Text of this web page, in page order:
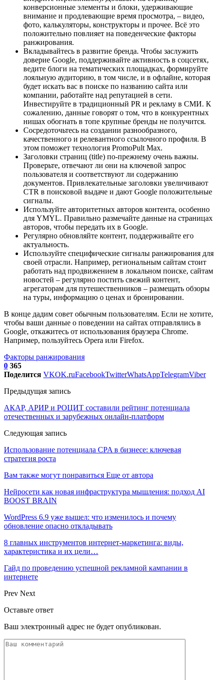
конверсионные элементы и блоки, удерживающие
внимание и продлевающие время просмотра, – видео,
фото, калькуляторы, конструкторы и прочее. Всё это
положительно повлияет на поведенческие факторы
ранжирования.
Вкладывайтесь в развитие бренда. Чтобы заслужить
доверие Google, поддерживайте активность в соцсетях,
ведите блоги на тематических площадках, формируйте
лояльную аудиторию, в том числе, и в офлайне, которая
будет искать вас в поиске по названию сайта или
компании, работайте над репутацией в сети.
Инвестируйте в традиционный PR и рекламу в СМИ. К
сожалению, данные говорят о том, что в конкурентных
нишах обогнать в топе крупные бренды не получится.
Сосредоточьтесь на создании разнообразного,
качественного и релевантного ссылочного профиля. В
этом поможет технология PromoPult Max.
Заголовки страниц (title) по-прежнему очень важны.
Проверьте, отвечают ли они на ключевой запрос
пользователя и соответствуют ли содержанию
документов. Привлекательные заголовки увеличивают
CTR в поисковой выдаче и дают Google положительные
сигналы.
Используйте авторитетных авторов контента, особенно
для YMYL. Правильно размечайте данные на страницах
авторов, чтобы передать их в Google.
Регулярно обновляйте контент, поддерживайте его
актуальность.
Используйте специфические сигналы ранжирования для
своей отрасли. Например, региональным сайтам стоит
работать над продвижением в локальном поиске, сайтам
новостей – регулярно постить свежий контент,
агрегаторам для путешественников – размещать обзоры
на туры, информацию о ценах и бронировании.
В конце дадим совет обычным пользователям. Если не хотите,
чтобы ваши данные о поведении на сайтах отправлялись в
Google, откажитесь от использования браузера Chrome.
Например, пользуйтесь Opera или Firefox.
Факторы ранжирования
0 365
Поделится VKOK.ruFacebookTwitterWhatsAppTelegramViber
Предыдущая запись
АКАР, АРИР и РОЦИТ составили рейтинг потенциала
отечественных и зарубежных онлайн-платформ
Следующая запись
Использование потенциала CPA в бизнесе: ключевая
стратегия роста
Вам также могут понравиться Еще от автора
Нейросети как новая инфраструктура мышления: подход AI
BOOST BRAIN
WordPress 6.9 уже вышел: что изменилось и почему
обновление опасно откладывать
8 главных инструментов интернет-маркетинга: виды,
характеристика и их цели…
Гайд по проведению успешной рекламной кампании в
интернете
Prev Next
Оставьте ответ
Ваш электронный адрес не будет опубликован.